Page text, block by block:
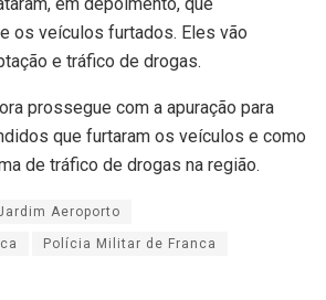
os veículos furtados. Eles vão
e tráfico de drogas.
prossegue com a apuração para
que furtaram os veículos e como
de tráfico de drogas na região.
Aeroporto
Polícia Militar de Franca